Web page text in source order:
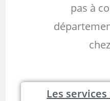
pas à
Les services